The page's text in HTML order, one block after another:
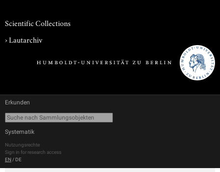
Scientific Collections
›Lautarchiv
Erkunden
Systematik
Nutzungsrechte
Sign in for research access
EN / DE